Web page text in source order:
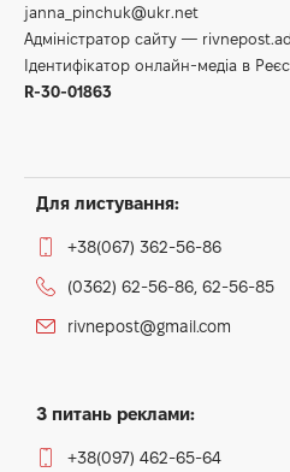
janna_pinchuk@ukr.net
Адміністратор сайту —
Ідентифікатор онлайн-медіа в
R-30-01863
Для листування:
+38(067) 362-56-86
(0362) 62-56-86, 62-56-85
rivnepost@gmail.com
З питань реклами:
+38(097) 462-65-64